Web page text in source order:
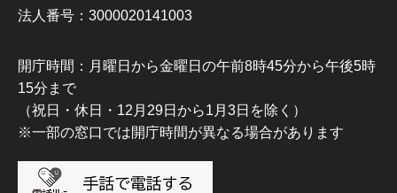
法人番号：3000020141003
開庁時間：月曜日から金曜日の午前8時45分から午後5時
15分まで
（祝日・休日・12月29日から1月3日を除く）
※一部の窓口では開庁時間が異なる場合があります